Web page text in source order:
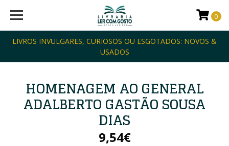
LIVROS INVULGARES, CURIOSOS OU ESGOTADOS: NOVOS &
USADOS
0
HOMENAGEM AO GENERAL
ADALBERTO GASTÃO SOUSA
DIAS
9,54€